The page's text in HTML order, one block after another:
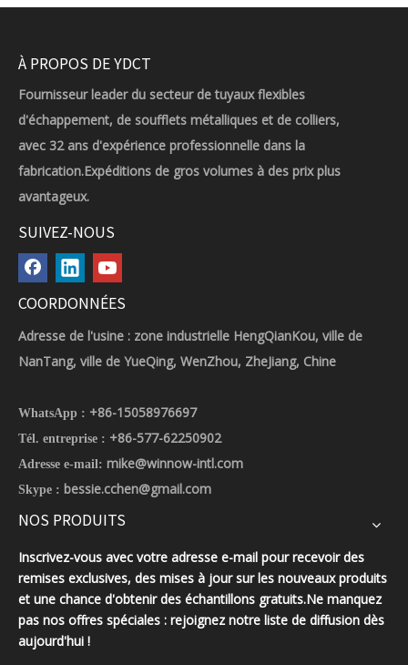
À PROPOS DE YDCT
Fournisseur leader du secteur de tuyaux flexibles
d'échappement, de soufflets métalliques et de colliers,
avec 32 ans d'expérience professionnelle dans la
fabrication.Expéditions de gros volumes à des prix plus
avantageux.
SUIVEZ-NOUS
COORDONNÉES
Adresse de l'usine : zone industrielle HengQianKou, ville de
NanTang, ville de YueQing, WenZhou, ZheJiang, Chine
WhatsApp : +86-15058976697
Tél. entreprise : +86-577-62250902
Adresse e-mail: mike@winnow-intl.com
Skype : bessie.cchen@gmail.com
NOS PRODUITS
Inscrivez-vous avec votre adresse e-mail pour recevoir des
remises exclusives, des mises à jour sur les nouveaux produits
et une chance d'obtenir des échantillons gratuits.Ne manquez
pas nos offres spéciales : rejoignez notre liste de diffusion dès
aujourd'hui !